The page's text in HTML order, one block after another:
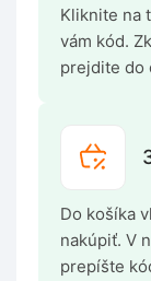
Kliknite na
vám kód.
prejdite do
Do košíka
nakúpiť. V
prepíšte